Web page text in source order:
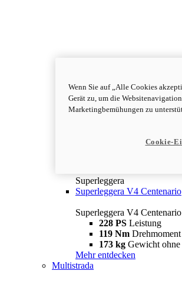
Superleggera
Superleggera V4 Centenario
Superleggera V4 Centenario
228 PS Leistung
119 Nm Drehmoment
173 kg Gewicht
Mehr entdecken
Multistrada
Wenn Sie auf „Alle Cookies
Gerät zu, um die
Marketingbemühungen zu
Cookie-